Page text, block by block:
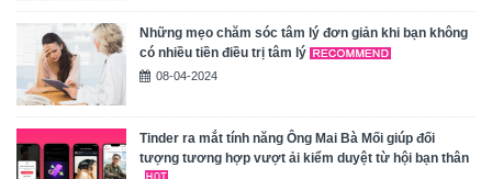
Những mẹo chăm sóc tâm lý đơn giản khi bạn không
có nhiều tiền điều trị tâm lý
08-04-2024
Tinder ra mắt tính năng Ông Mai Bà Mối giúp đối
tượng tương hợp vượt ải kiểm duyệt từ hội bạn thân